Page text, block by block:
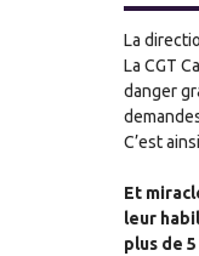
La
La CGT
danger
C’est
Et
leur
plus de